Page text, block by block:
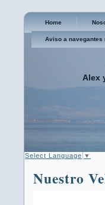
Home
Aviso a navegantes
Alex
Select Language ▼
Nuestro